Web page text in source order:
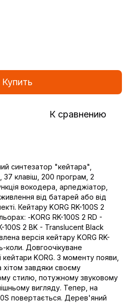
Купить
К сравнению
синтезатор "кейтара",
37 клавіш, 200 програм, 2
вокодера, арпеджіатор,
від батарей або від
Кейтару KORG RK-100S 2
-KORG RK-100S 2 RD -
100S 2 BK - Translucent Black
​​версія кейтару KORG RK-
коли. Довгоочікуване
KORG. З моменту появи,
хітом завдяки своєму
стилю, потужному звуковому
вигляду. Тепер, на
повертається. Дерев'яний